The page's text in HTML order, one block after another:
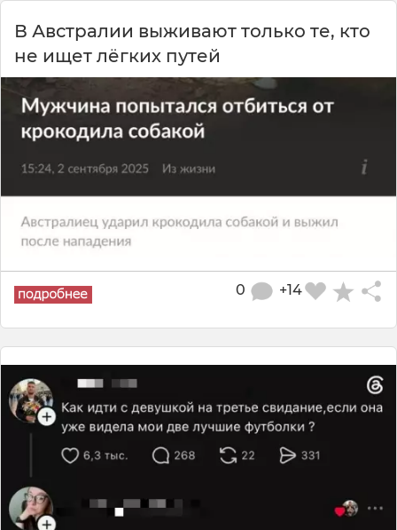
В Австралии выживают только те, кто
не ищет лёгких путей
+14
0